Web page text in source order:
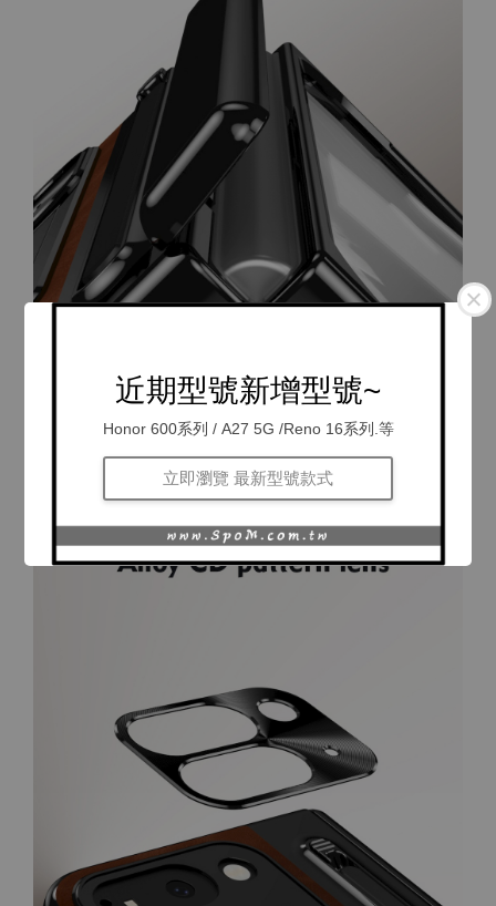
近期型號新增型號~
Honor 600系列 / A27 5G /Reno 16系列.等
立即瀏覽 最新型號款式